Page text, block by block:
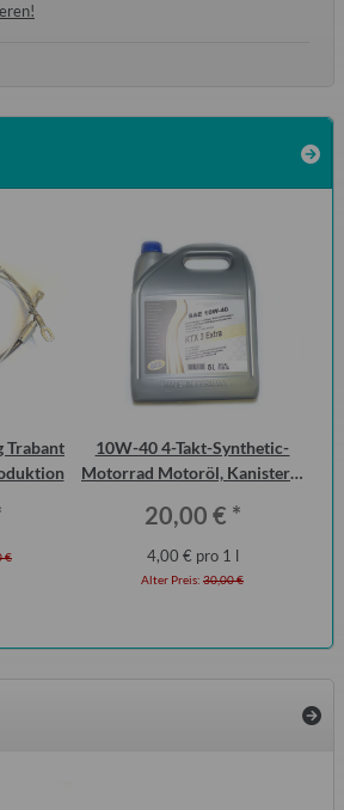
Trabant
€
10W-40 4-Takt-Synthetic-
Motorrad Motoröl, Kanister 5
20,00 € *
4,00 € pro 1 l
Alter Preis: 30,00 €